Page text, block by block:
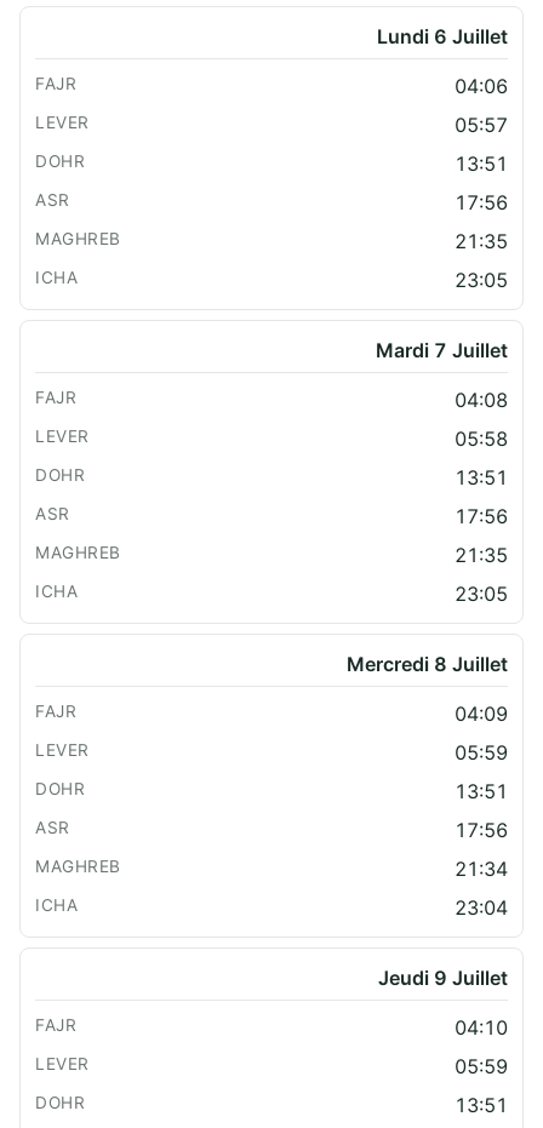
Lundi 6 Juillet
04:06
05:57
13:51
17:56
21:35
23:05
Mardi 7 Juillet
04:08
05:58
13:51
17:56
21:35
23:05
Mercredi 8 Juillet
04:09
05:59
13:51
17:56
21:34
23:04
Jeudi 9 Juillet
04:10
05:59
13:51